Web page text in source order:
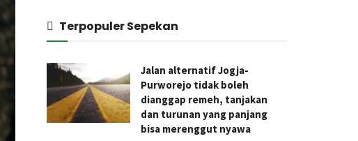
Terpopuler Sepekan
Jalan alternatif Jogja-
Purworejo tidak boleh
dianggap remeh, tanjakan
dan turunan yang panjang
bisa merenggut nyawa